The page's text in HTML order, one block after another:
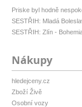
Priske byl hodně
SESTŘIH: Mladá
SESTŘIH: Zlín -
Nákupy
hledejceny.cz
Zboží Živě
Osobní vozy